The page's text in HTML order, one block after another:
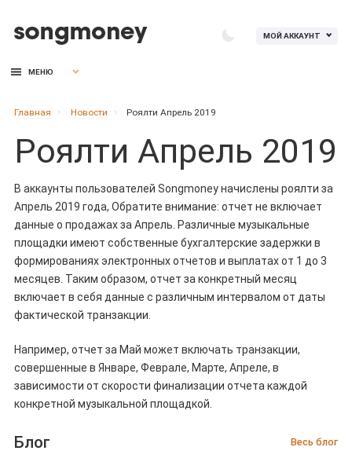
МОЙ АККАУНТ
МЕНЮ
Главная Новости Роялти Апрель 2019
Роялти Апрель 2019
В аккаунты пользователей Songmoney начислены роялти за
Апрель 2019 года, Обратите внимание: отчет не включает
данные о продажах за Апрель. Различные музыкальные
площадки имеют собственные бухгалтерские задержки в
формированиях электронных отчетов и выплатах от 1 до 3
месяцев. Таким образом, отчет за конкретный месяц
включает в себя данные с различным интервалом от даты
фактической транзакции.
Например, отчет за Май может включать транзакции,
совершенные в Январе, Феврале, Марте, Апреле, в
зависимости от скорости финализации отчета каждой
конкретной музыкальной площадкой.
Блог Весь блог